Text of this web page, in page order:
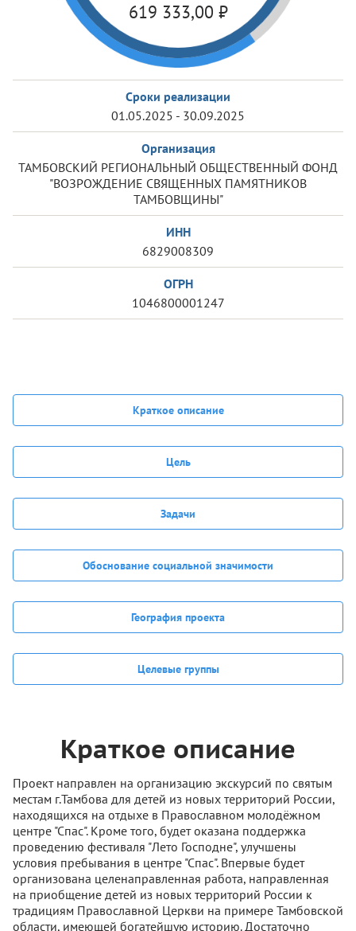
619 333,00 ₽
Сроки реализации
01.05.2025 - 30.09.2025
Организация
ТАМБОВСКИЙ РЕГИОНАЛЬНЫЙ ОБЩЕСТВЕННЫЙ ФОНД
"ВОЗРОЖДЕНИЕ СВЯЩЕННЫХ ПАМЯТНИКОВ
ТАМБОВЩИНЫ"
ИНН
6829008309
ОГРН
1046800001247
Краткое описание
Цель
Задачи
Обоснование социальной значимости
География проекта
Целевые группы
Краткое описание
Проект направлен на организацию экскурсий по святым
местам г.Тамбова для детей из новых территорий России,
находящихся на отдыхе в Православном молодёжном
центре "Спас". Кроме того, будет оказана поддержка
проведению фестиваля "Лето Господне", улучшены
условия пребывания в центре "Спас". Впервые будет
организована целенаправленная работа, направленная
на приобщение детей из новых территорий России к
традициям Православной Церкви на примере Тамбовской
области, имеющей богатейшую историю. Достаточно